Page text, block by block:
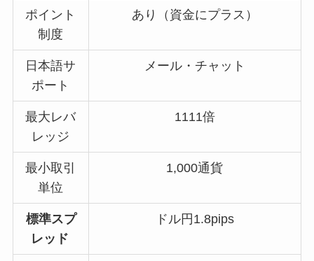
ポイント
制度
あり（資金にプラス）
日本語サ
ポート
メール・チャット
最大レバ
レッジ
1111倍
最小取引
単位
1,000通貨
標準スプ
レッド
ドル円1.8pips